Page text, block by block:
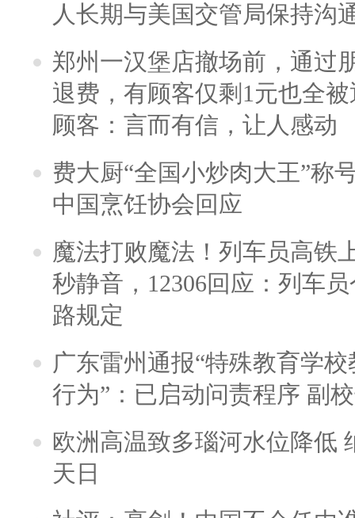
人长期与美国交管局保持沟
郑州一汉堡店撤场前，通过
退费，有顾客仅剩1元也全
顾客：言而有信，让人感动
费大厨“全国小炒肉大王”称
中国烹饪协会回应
魔法打败魔法！列车员高铁
秒静音，12306回应：列车
路规定
广东雷州通报“特殊教育学
行为”：已启动问责程序 副
欧洲高温致多瑙河水位降低
天日